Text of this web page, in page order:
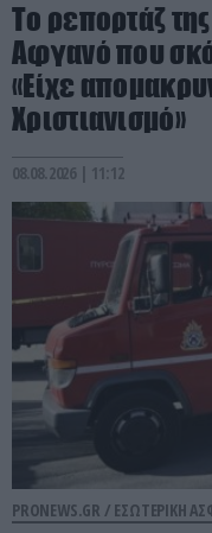
Το ρεπορτάζ
Αφγανό που
«Είχε
Χριστιανισμό»
08.08.2026 | 11:12
PRONEWS.GR / ΕΣΩΤΕΡΙΚΗ